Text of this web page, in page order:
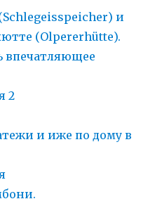
и
(Olpererhütte).
впечатляющее
2
и иже по дому в